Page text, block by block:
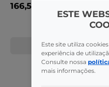
166,50€
COMPRAR
ESTE
Este site utiliza
experiência de
Consulte nossa
mais informações.